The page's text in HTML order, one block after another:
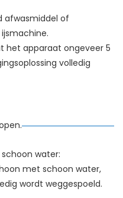
afwasmiddel of
het apparaat ongeveer 5
volledig
water:
met schoon water,
wordt weggespoeld.